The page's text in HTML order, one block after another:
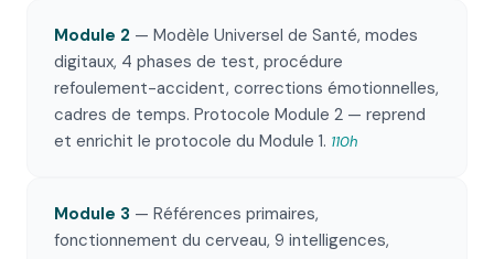
Module 2 — Modèle Universel de Santé, modes
digitaux, 4 phases de test, procédure
refoulement-accident, corrections émotionnelles,
cadres de temps. Protocole Module 2 — reprend
et enrichit le protocole du Module 1. 110h
Module 3 — Références primaires,
fonctionnement du cerveau, 9 intelligences,